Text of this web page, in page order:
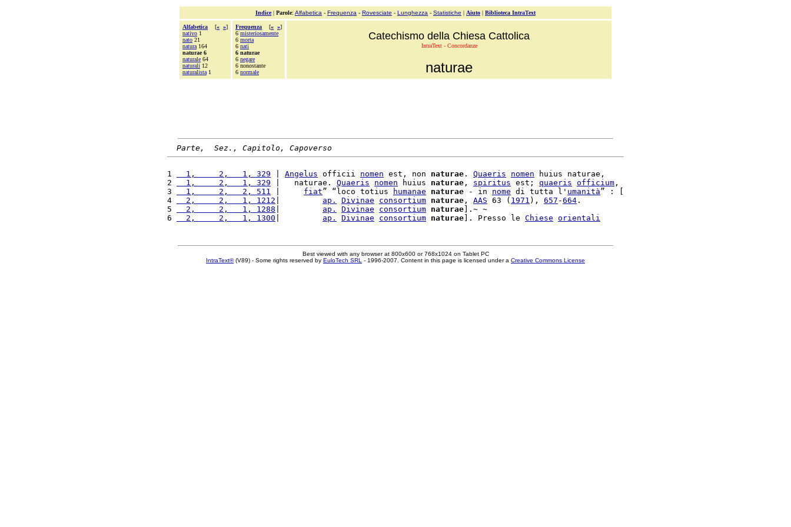
Indice| Parole: Alfabetica - Frequenza - Rovesciate - Lunghezza - Statistiche | Aiuto | Biblioteca IntraText
Alfabetica [« »]
nativo 1
nato 21
natura 164
naturae 6
naturale 64
naturali 12
naturalista 1
Frequenza [« »]
6 misteriosamente
6 morta
6 nati
6 naturae
6 negare
6 nonostante
6 normale
Catechismo della Chiesa Cattolica
IntraText - Concordanze
naturae
Parte,  Sez., Capitolo, Capoverso
1
  1,     2,   1, 329
Angelus officii nomen est, non naturae . Quaeris nomen huius naturae,
2
  1,     2,   1, 329
|   naturae. Quaeris nomen huius naturae , spiritus est; quaeris officium ,
3
  1,     2,   2, 511
fiat” “loco totius humanae naturae - in nome di tutta l' umanità” : [
4
  2,     2,   1, 1212
ap. Divinae consortium naturae , AAS 63 ( 1971 ), 657 -664 .
5
  2,     2,   1, 1288
ap. Divinae consortium naturae ].~ ~
6
  2,     2,   1, 1300
ap. Divinae consortium naturae ]. Presso le Chiese orientali
Best viewed with any browser at 800x600 or 768x1024 on Tablet PC
IntraText®(V89) - Some rights reserved by EuloTech SRL - 1996-2007. Content in this page is licensed under a Creative Commons License